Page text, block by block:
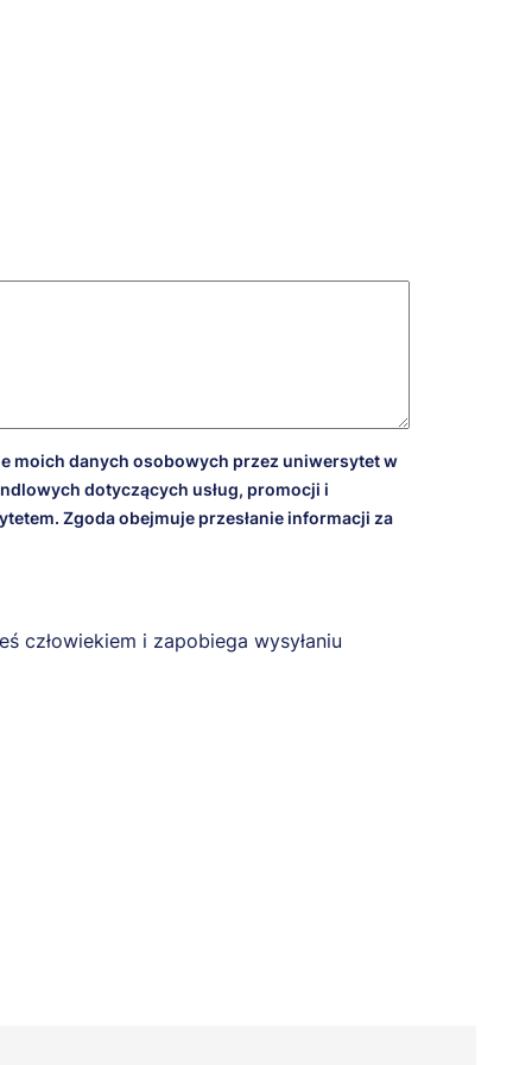
moich danych osobowych przez uniwersytet w
dotyczących usług, promocji i
Zgoda obejmuje przesłanie informacji za
człowiekiem i zapobiega wysyłaniu